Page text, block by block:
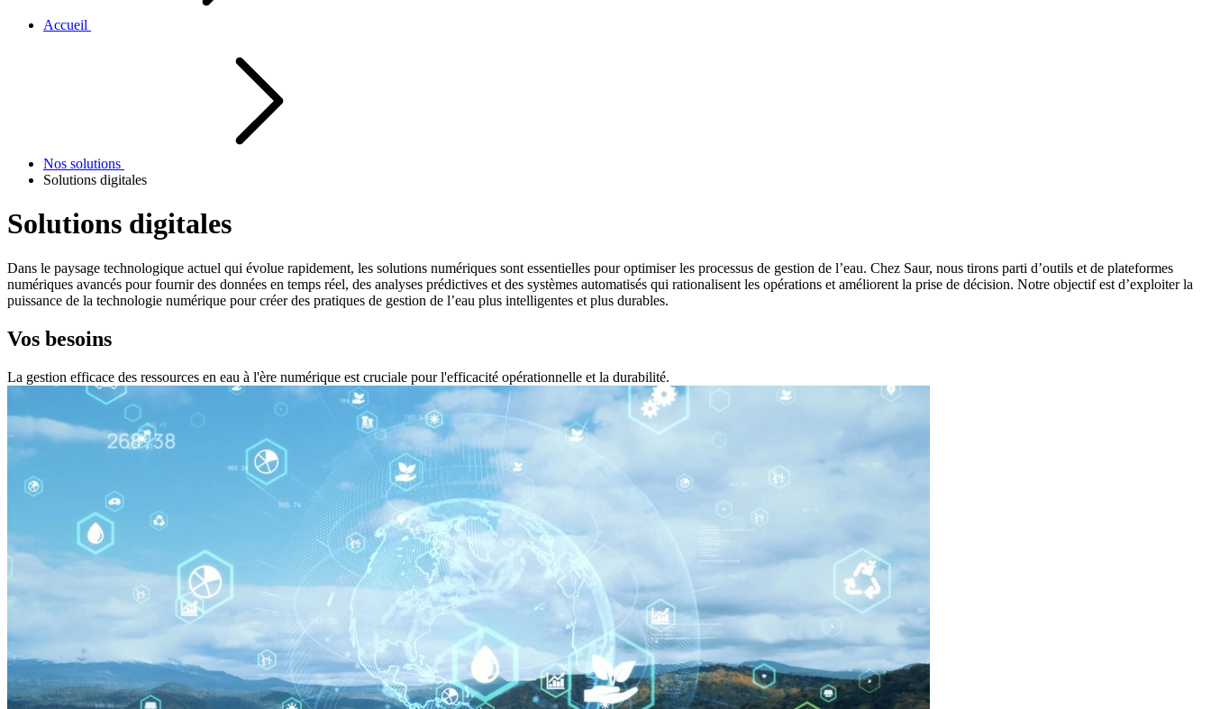
Accueil
Nos solutions
Solutions digitales
Solutions digitales
Dans le paysage technologique actuel qui évolue rapidement, les solutions numériques sont essentielles pour optimiser les processus de gestion de l’eau. Chez Saur, nous tirons parti d’outils et de plateformes
numériques avancés pour fournir des données en temps réel, des analyses prédictives et des systèmes automatisés qui rationalisent les opérations et améliorent la prise de décision. Notre objectif est d’exploiter la
puissance de la technologie numérique pour créer des pratiques de gestion de l’eau plus intelligentes et plus durables.
Vos besoins
La gestion efficace des ressources en eau à l'ère numérique est cruciale pour l'efficacité opérationnelle et la durabilité.